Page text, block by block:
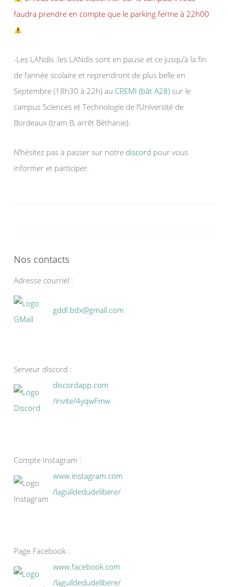
faudra prendre en compte que le parking ferme à 22h00
-Les LANdis :les LANdis sont en pause et ce jusqu’à la fin
de l’année scolaire et reprendront de plus belle en
Septembre (18h30 à 22h) au CREMI (bât A28) sur le
campus Sciences et Technologie de l’Université de
Bordeaux (tram B, arrêt Béthanie).
N’hésitez pas à passer sur notre discord pour vous
informer et participer.
Nos contacts
Adresse courriel :
gddl.bdx@gmail.com
Serveur discord :
discordapp.com
/invite/4yqwFmw
Compte Instagram :
www.instagram.com
/laguildedudelibere/
Page Facebook :
www.facebook.com
/laguildedudelibere/